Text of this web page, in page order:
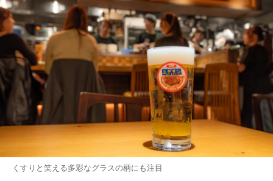
くすりと笑える多彩なグラスの柄にも注目